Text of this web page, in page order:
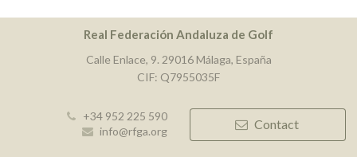
Real Federación Andaluza de Golf
Calle Enlace, 9. 29016 Málaga, España
CIF: Q7955035F
+34 952 225 590
info@rfga.org
Contact